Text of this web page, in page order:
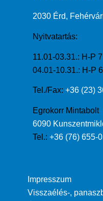
2030 Érd,
Nyitvatartás:
11.01-03.31.: H-P
04.01-10.31.: H-P
Tel./Fax: +36 (23)
Egrokorr Mintabolt
6090
Tel.: +36 (76) 655-
Impresszum
Visszaélés-,